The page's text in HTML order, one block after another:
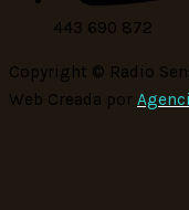
443 690 872
Copyright © Radio
Web Creada por